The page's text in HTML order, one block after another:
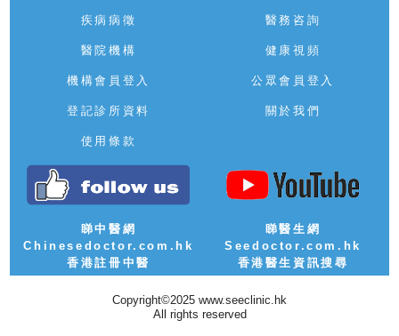
疾病病徵 醫務咨詢
醫院機構 健康視頻
機構會員登入 公眾會員登入
登記診所資料 關於我們
使用條款
睇中醫網
Chinesedoctor.com.hk
香港註冊中醫
睇醫生網
Seedoctor.com.hk
香港醫生資訊搜尋
Copyright©2025 www.seeclinic.hk
All rights reserved